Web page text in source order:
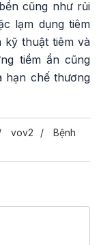
cũng như rủi
lạm dụng tiêm
kỹ thuật tiêm và
tiềm ẩn cũng
hạn chế thương
vov2
Bệnh